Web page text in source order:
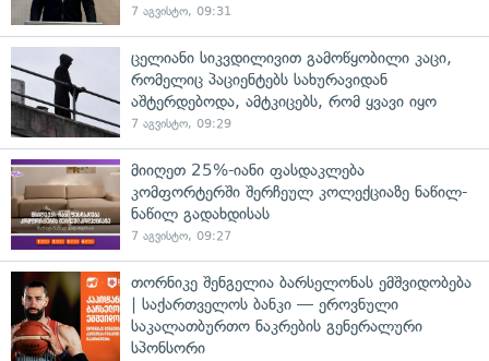
7 აგვისტო, 09:31
ცელიანი სიკვდილივით გამოწყობილი კაცი,
რომელიც პაციენტებს სახურავიდან
აშტერდებოდა, ამტკიცებს, რომ ყვავი იყო
7 აგვისტო, 09:29
მიიღეთ 25%-იანი ფასდაკლება
კომფორტერში შერჩეულ კოლექციაზე ნაწილ-
ნაწილ გადახდისას
7 აგვისტო, 09:27
თორნიკე შენგელია ბარსელონას ემშვიდობება
| საქართველოს ბანკი — ეროვნული
საკალათბურთო ნაკრების გენერალური
სპონსორი